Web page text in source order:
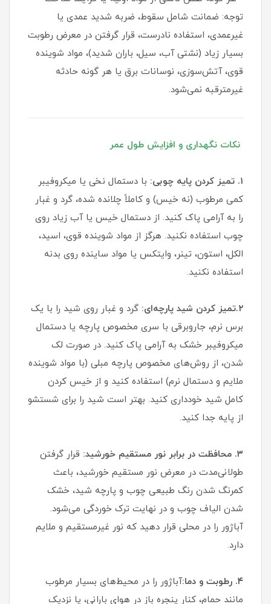
توجه: ضمانت شامل سقوط، ضربه شدید عمدی یا
غیرعمدی، استفاده نادرست، قرار گرفتن در معرض رطوبت
بسیار زیاد (نشتی آب، سیل، باران شدید)، مواد شوینده
قوی، آتش‌سوزی، نوسانات برق یا هر گونه حادثه
غیرمترقبه نمی‌شود.
نکات نگهداری و افزایش طول عمر
۱. تمیز کردن پایه چوبی:
با دستمال نخی یا میکروفیبر
کمی مرطوب (نه خیس) و کاملاً چلانده شده، گرد و غبار
را به آرامی پاک کنید. از دستمال خیس یا آب زیاد روی
چوب استفاده نکنید. هرگز از مواد شوینده قوی، اسید،
الکل، استون، تینر، وایتکس یا مواد ساینده روی بدنه
استفاده نکنید.
۲. تمیز کردن شید پارچه‌ای: گرد و غبار روی شید را با یک
برس نرم، جاروبرقی با سری مخصوص پارچه یا دستمال
میکروفیبر خشک به آرامی پاک کنید. در صورت لک
شدن، از روش‌های مخصوص پارچه مبلی (با مواد شوینده
ملایم و دستمال نرم) استفاده کنید و از خیس کردن
کامل شید خودداری کنید. بهتر است شید را برای شستشو
از پایه جدا کنید.
۳. محافظت در برابر نور مستقیم خورشید:
قرار گرفتن
طولانی‌مدت در معرض نور مستقیم خورشید، باعث
کمرنگ شدن رنگ طبیعی چوب و پارچه شید، خشک
شدن الیاف چوب و در نهایت ترک خوردگی می‌شود.
آباژور را در محلی قرار دهید که نور غیرمستقیم و ملایم
دارد.
۴. رطوبت و دما:
آباژور را در محیط‌های بسیار مرطوب
مانند حمام، کنار پنجره باز در هوای بارانی، یا نزدیک